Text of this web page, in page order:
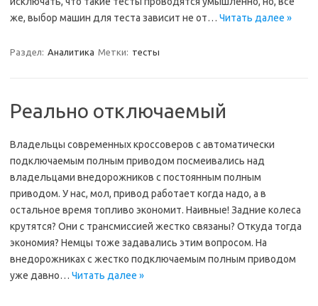
же, выбор машин для теста зависит не от… Читать далее »
Раздел: Аналитика Метки: тесты
Реально отключаемый
Владельцы современных кроссоверов с автоматически
подключаемым полным приводом посмеивались над
владельцами внедорожников с постоянным полным
приводом. У наc, мол, привод работает когда надо, а в
остальное время топливо экономит. Наивные! Задние колеса
крутятся? Они с трансмиссией жестко связаны? Откуда тогда
экономия? Немцы тоже задавались этим вопросом. На
внедорожниках с жестко подключаемым полным приводом
уже давно… Читать далее »